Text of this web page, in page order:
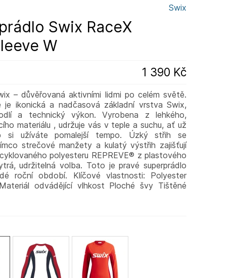
Swix
Swix RaceX
W
1 390 Kč
– důvěřovaná aktivními lidmi po celém světě.
je ikonická a nadčasová základní vrstva Swix,
a technický výkon. Vyrobena z lehkého,
materiálu , udržuje vás v teple a suchu, ať už
si užíváte pomalejší tempo. Úzký střih se
strečové manžety a kulatý výstřih zajišťují
polyesteru REPREVE® z plastového
udržitelná volba. Toto je pravé superprádlo
roční období. Klíčové vlastnosti: Polyester
odvádějící vlhkost Ploché švy Tištěné